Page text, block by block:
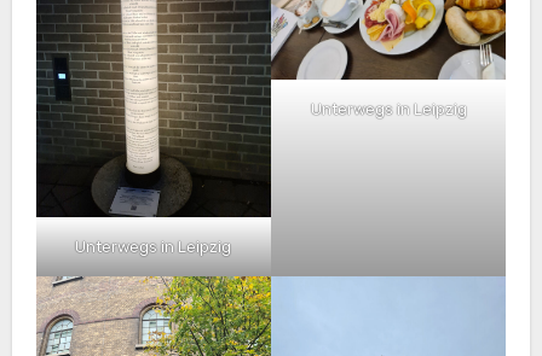
Unterwegs in Leipzig
Unterwegs in Leipzig